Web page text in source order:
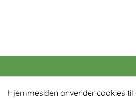
Hjemmesiden anvender cookies til
Populære produkter